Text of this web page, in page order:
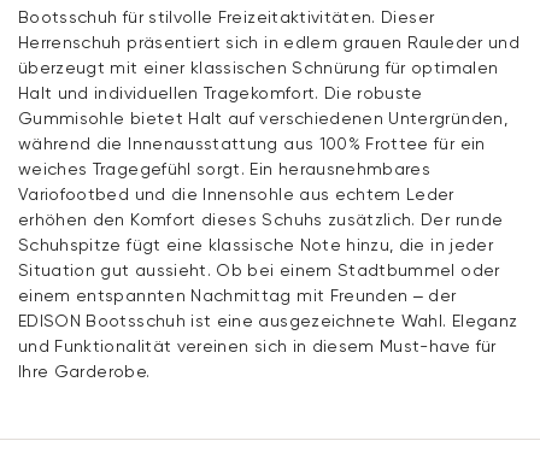
Bootsschuh für stilvolle Freizeitaktivitäten. Dieser
Herrenschuh präsentiert sich in edlem grauen Rauleder und
überzeugt mit einer klassischen Schnürung für optimalen
Halt und individuellen Tragekomfort. Die robuste
Gummisohle bietet Halt auf verschiedenen Untergründen,
während die Innenausstattung aus 100% Frottee für ein
weiches Tragegefühl sorgt. Ein herausnehmbares
Variofootbed und die Innensohle aus echtem Leder
erhöhen den Komfort dieses Schuhs zusätzlich. Der runde
Schuhspitze fügt eine klassische Note hinzu, die in jeder
Situation gut aussieht. Ob bei einem Stadtbummel oder
einem entspannten Nachmittag mit Freunden – der
EDISON Bootsschuh ist eine ausgezeichnete Wahl. Eleganz
und Funktionalität vereinen sich in diesem Must-have für
Ihre Garderobe.